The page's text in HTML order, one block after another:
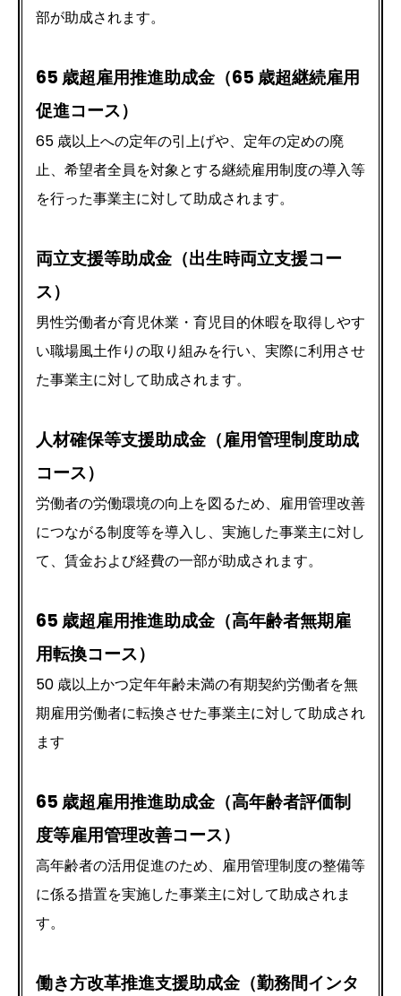
部が助成されます。
65 歳超雇用推進助成金（65 歳超継続雇用
促進コース）
65 歳以上への定年の引上げや、定年の定めの廃
止、希望者全員を対象とする継続雇用制度の導入等
を行った事業主に対して助成されます。
両立支援等助成金（出生時両立支援コー
ス）
男性労働者が育児休業・育児目的休暇を取得しやす
い職場風土作りの取り組みを行い、実際に利用させ
た事業主に対して助成されます。
人材確保等支援助成金（雇用管理制度助成
コース）
労働者の労働環境の向上を図るため、雇用管理改善
につながる制度等を導入し、実施した事業主に対し
て、賃金および経費の一部が助成されます。
65 歳超雇用推進助成金（高年齢者無期雇
用転換コース）
50 歳以上かつ定年年齢未満の有期契約労働者を無
期雇用労働者に転換させた事業主に対して助成され
ます
65 歳超雇用推進助成金（高年齢者評価制
度等雇用管理改善コース）
高年齢者の活用促進のため、雇用管理制度の整備等
に係る措置を実施した事業主に対して助成されま
す。
働き方改革推進支援助成金（勤務間インタ